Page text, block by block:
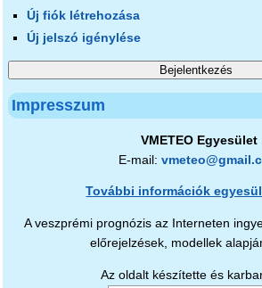
Új fiók létrehozása
Új jelszó igénylése
Impresszum
VMETEO Egyesület
E-mail:
További információk
A veszprémi prognózis az Interneten
előrejelzések, modellek
Az oldalt készítette és